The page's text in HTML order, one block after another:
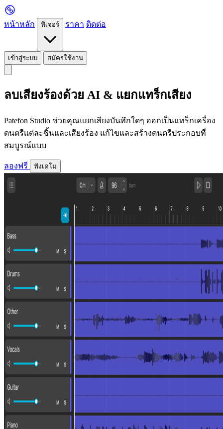
หน้าหลัก ฟีเจอร์ ราคา ติดต่อ
เข้าสู่ระบบ สมัครใช้งาน
ลบเสียงร้องด้วย AI & แยกแทร็กเสียง
Patefon Studio ช่วยคุณแยกเสียงบันทึกใดๆ ออกเป็นแทร็กเครื่อง
ดนตรีแต่ละชิ้นและเสียงร้อง แก้ไขและสร้างดนตรีประกอบที่
สมบูรณ์แบบ
ลองฟรี ฟังเดโม